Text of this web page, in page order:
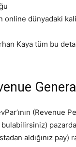
dünyadaki
Kaya tüm bu
(Revenue
bulabilirsiniz)
aldığınız